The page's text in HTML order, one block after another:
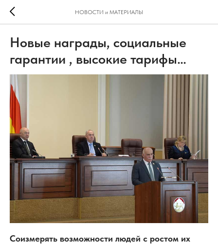
НОВОСТИ и МАТЕРИАЛЫ
Новые награды, социальные
гарантии , высокие тарифы…
Соизмерять возможности людей с ростом их